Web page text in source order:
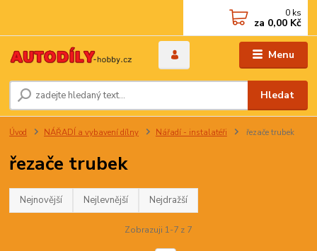
Menu
Hledat
0 ks
za 0,00 Kč
Úvod NÁŘADÍ a vybavení dílny Nářadí - instalatéři řezače trubek
řezače trubek
Nejnovější Nejlevnější Nejdražší
Zobrazuji 1-7 z 7